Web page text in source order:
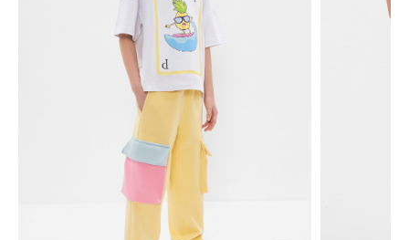
© 2022 - 2026 MiaGia – бренд одежды для детей
Данные и конфиденциальность Договор оферты|Карта сайта
Предложения и сотрудничество